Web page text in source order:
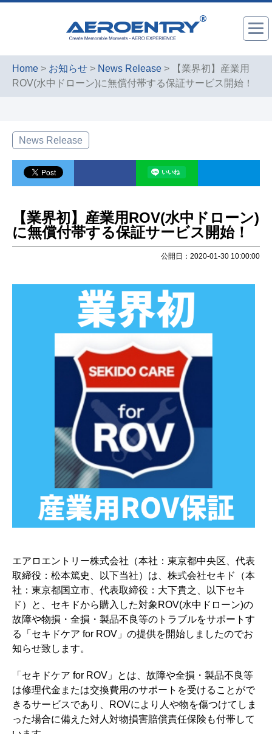
Home > お知らせ > News Release > 【業界初】産業用
ROV(水中ドローン)に無償付帯する保証サービス開始！
News Release
【業界初】産業用ROV(水中ドローン)
に無償付帯する保証サービス開始！
公開日：2020-01-30 10:00:00
エアロエントリー株式会社（本社：東京都中央区、代表
取締役：松本篤史、以下当社）は、株式会社セキド（本
社：東京都国立市、代表取締役：大下貴之、以下セキ
ド）と、セキドから購入した対象ROV(水中ドローン)の
故障や物損・全損・製品不良等のトラブルをサポートす
る「セキドケア for ROV」の提供を開始しましたのでお
知らせ致します。
「セキドケア for ROV」とは、故障や全損・製品不良等
は修理代金または交換費用のサポートを受けることがで
きるサービスであり、ROVにより人や物を傷つけてしま
った場合に備えた対人対物損害賠償責任保険も付帯して